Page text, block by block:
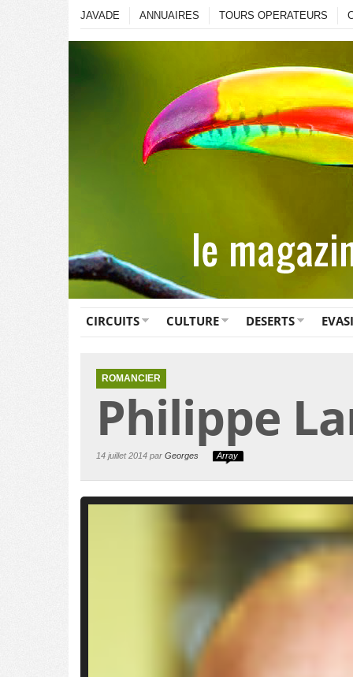
JAVADE ANNUAIRES TOURS OPERATEURS
CIRCUITS CULTURE DESERTS
ROMANCIER
Philippe
14 juillet 2014 par Georges Array